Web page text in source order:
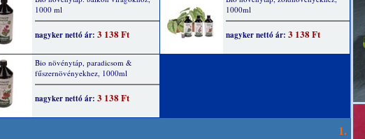
1000 ml
nagyker nettó ár: 3 138 Ft
1000ml
nagyker nettó ár: 3 138 Ft
Bio növénytáp, paradicsom &
fűszernövényekhez, 1000ml
nagyker nettó ár: 3 138 Ft
1.